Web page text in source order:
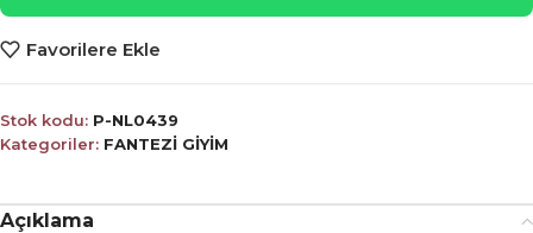
Favorilere Ekle
Stok kodu: P-NL0439
Kategoriler: FANTEZİ GİYİM
Açıklama